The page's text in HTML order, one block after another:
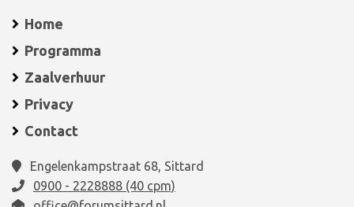
Home
Programma
Zaalverhuur
Privacy
Contact
Engelenkampstraat 68, Sittard
0900 - 2228888 (40 cpm)